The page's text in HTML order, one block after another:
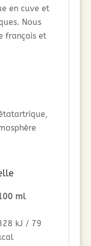
en cuve et
Nous
français et
ml
kJ / 79